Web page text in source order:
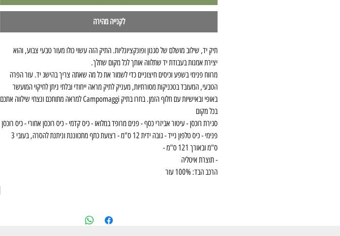
לקנייה מהירה
תיק יד, שילוב מושלם של סגנון ופונקציונליות. התיק הזה עשוי כולו מעור טבעי צבוע, והוא
יצירת אמנות בעבודת יד שתלווה אותך לכל מקום שתלך.
מרווח פנימי בשפע וכיסים חיצוניים כדי לשמור את כל מה שאתה צריך בהישג יד. עור הפרה
הטבעי, המעובד בטכניקות מסורתיות, מעניק לתיק מראה ייחודי ובלתי ניתן לחיקוי המועשר
באופי ובאישיות עם חלוף הזמן. בחרו בתיק Campomaggi למראה מתוחכם ונצחי שילווה אתכם
בכל מקום
סגירת רוכסן - עיטור אביזרי כסף - פנים מרופד במלואו - כיס קדמי - כיס רוכסן אחורי - כיס רוכסן
פנימי - כיס טלפון נייד - גובה ידית 12 ס"מ - רצועת כתף מתכווננת וניתנת להסרה, בעובי 3
ס"מ ובאורך 121 ס"מ -
- תוצרת איטליה
הרכב הבד: 100% עור